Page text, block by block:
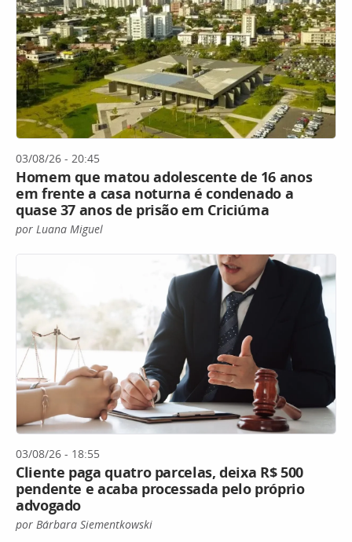
03/08/26 - 20:45
Homem que matou adolescente de 16 anos
em frente a casa noturna é condenado a
quase 37 anos de prisão em Criciúma
por Luana Miguel
03/08/26 - 18:55
Cliente paga quatro parcelas, deixa R$ 500
pendente e acaba processada pelo próprio
advogado
por Bárbara Siementkowski